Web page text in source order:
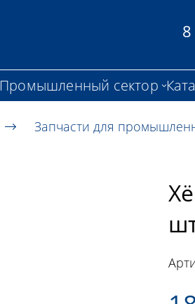
Промышленный сектор
Запчасти для